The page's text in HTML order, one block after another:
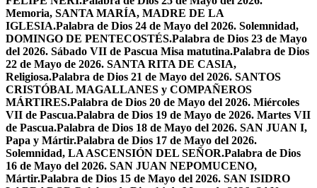
Memoria, SANTA MARÍA, MADRE DE LA
IGLESIA.Palabra de Dios 24 de Mayo del 2026. Solemnidad,
DOMINGO DE PENTECOSTÉS.Palabra de Dios 23 de Mayo
del 2026. Sábado VII de Pascua Misa matutina.Palabra de Dios
22 de Mayo de 2026. SANTA RITA DE CASIA,
Religiosa.Palabra de Dios 21 de Mayo del 2026. SANTOS
CRISTÓBAL MAGALLANES y COMPAÑEROS
MÁRTIRES.Palabra de Dios 20 de Mayo del 2026. Miércoles
VII de Pascua.Palabra de Dios 19 de Mayo de 2026. Martes VII
de Pascua.Palabra de Dios 18 de Mayo del 2026. SAN JUAN I,
Papa y Mártir.Palabra de Dios 17 de Mayo del 2026.
Solemnidad, LA ASCENSIÓN DEL SEÑOR.Palabra de Dios
16 de Mayo del 2026. SAN JUAN NEPOMUCENO,
Mártir.Palabra de Dios 15 de Mayo del 2026. SAN ISIDRO